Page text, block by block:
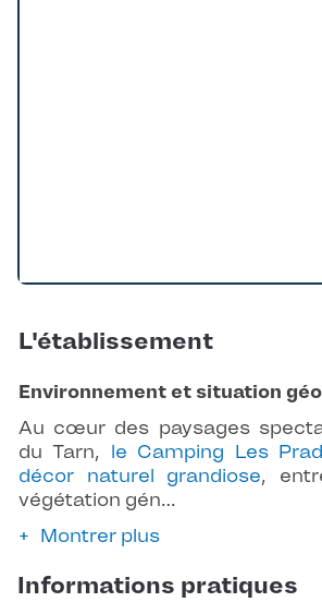
L'établissement
Environnement et situation
Au cœur des paysages
du Tarn, le Camping Les
décor naturel grandiose,
végétation gén…
Montrer plus
Informations pratiques